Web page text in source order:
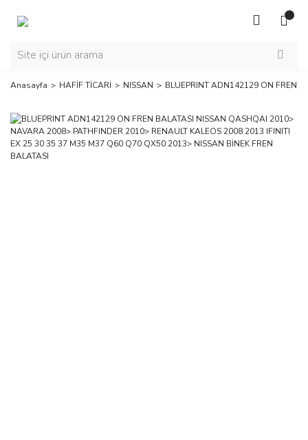
Anasayfa HAFİF TİCARİ NISSAN BLUEPRINT ADN142129 ON FREN